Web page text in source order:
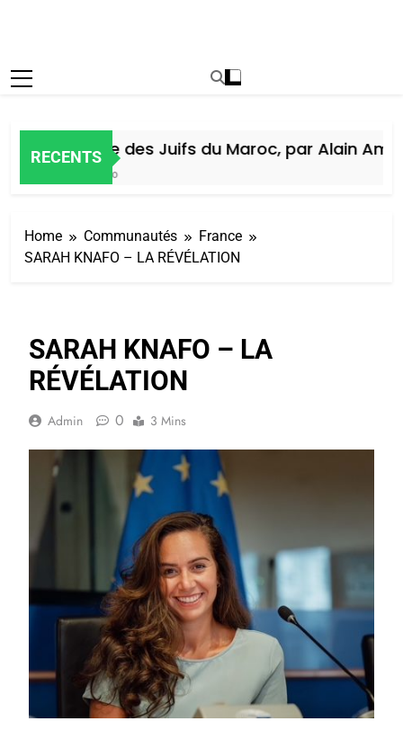
RECENTS
Histoire des Juifs du Maroc, par Alain Amiel
Home Communautés
France
SARAH KNAFO – LA RÉVÉLATION
SARAH KNAFO – LA
RÉVÉLATION
Admin 0 3 Mins